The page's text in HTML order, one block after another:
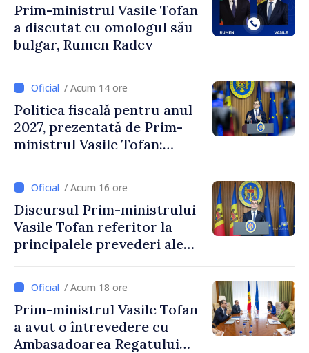
Prim-ministrul Vasile Tofan
a discutat cu omologul său
bulgar, Rumen Radev
/ Acum 14 ore
Politica fiscală pentru anul
2027, prezentată de Prim-
ministrul Vasile Tofan:
stimularea investițiilor și o
taxare mai echitabilă
/ Acum 16 ore
Discursul Prim-ministrului
Vasile Tofan referitor la
principalele prevederi ale
2027
/ Acum 18 ore
Prim-ministrul Vasile Tofan
a avut o întrevedere cu
Ambasadoarea Regatului